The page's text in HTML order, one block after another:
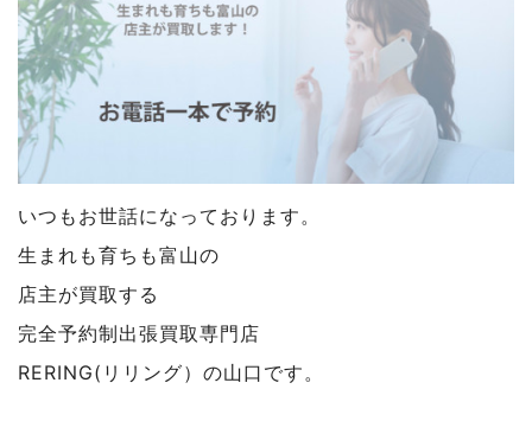
いつもお世話になっております。
生まれも育ちも富山の
店主が買取する
完全予約制出張買取専門店
RERING(リリング）の山口です。